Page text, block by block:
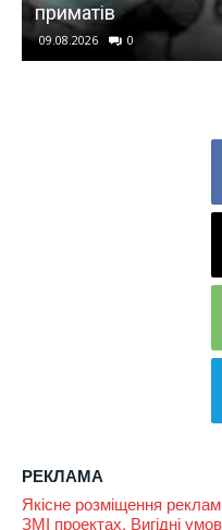
РЕКЛАМА
Якісне розміщення
ЗМІ проектах. Вигідні
блекауті
09.08.2026 0